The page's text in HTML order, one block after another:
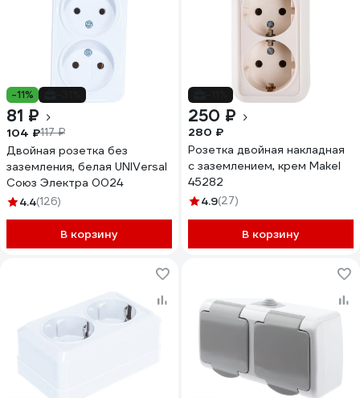
-11%
81 ₽
104 ₽117 ₽
Двойная розетка без
заземления, белая UNIVersal
Союз Электра 0024
4.4(126)
В корзину
250 ₽
280 ₽
Розетка двойная накладная
с заземлением, крем Makel
45282
4.9(27)
В корзину